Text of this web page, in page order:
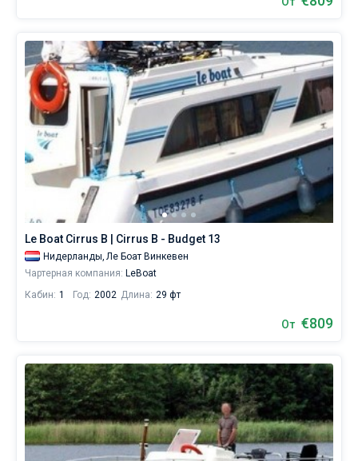
Le Boat Cirrus B | Cirrus B - Budget 13
Нидерланды, Ле Боат Винкевен
Чартерная компания: LeBoat
Кабин: 1 Год: 2002 Длина: 29 фт
От €809